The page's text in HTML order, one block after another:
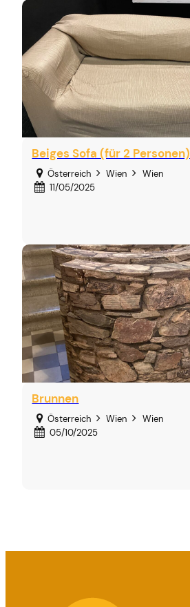
Beiges Sofa (für 2 Personen)
Österreich Wien
Wien
11/05/2025
Brunnen
Österreich Wien
Wien
05/10/2025